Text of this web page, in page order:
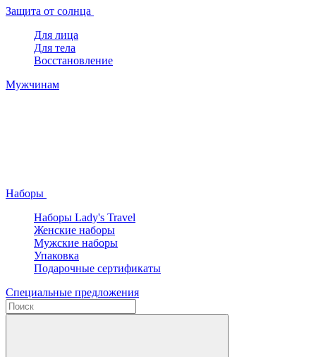
Защита от солнца
Для лица
Для тела
Восстановление
Мужчинам
Наборы
Наборы Lady's Travel
Женские наборы
Мужские наборы
Упаковка
Подарочные сертификаты
Специальные предложения